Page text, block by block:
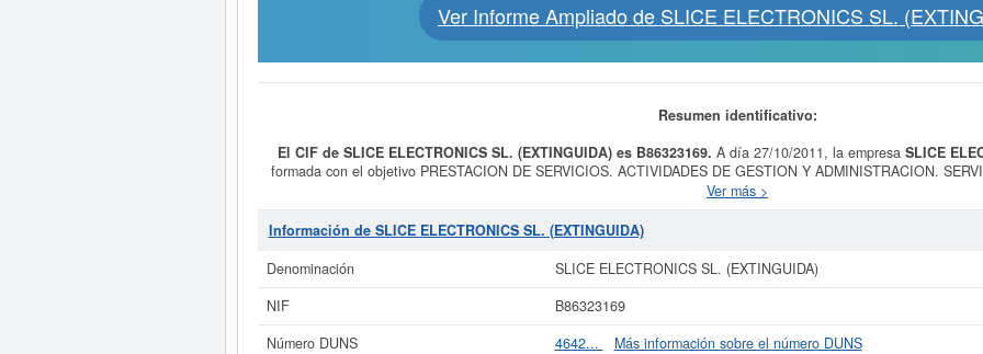
Ver Informe Ampliado de SLICE ELECTRONICS SL.
Resumen identificativo:
El CIF de SLICE ELECTRONICS SL. (EXTINGUIDA) es B86323169. A día 27/10/2011, la empresa SLICE
formada con el objetivo PRESTACION DE SERVICIOS. ACTIVIDADES DE GESTION Y ADMINISTRACION.
DE OCIO Y ENTRETENIMIENTO., INVESTIGACION, DESARROLLO E INNOVACION., ACTIVIDADES
en el CNAE es 8210 - Actividades administrativas y auxiliares de oficina. En la clasificación SIC, la empresaSLICE
cuenta con el número 27590000. Esta empresa se ha consultado en eInforma un total de 2 veces. La última
compañia puede solicitar alguna subvención y para informarse de cuales son, puede hacerlo en esta misma
está entre el rango de 3.100 a 60.000 €. Esta empresa ha publicado 10 actos en el BORME y se dió de alta
Si está interesado en conocer más datos de la empresa SLICE ELECTRONICS SL. (EXTINGUIDA) puede
de SLICE ELECTRONICS SL. (EXTINGUIDA) y consultar los resultados de sus años de actividad,
resultados disponibles.
Ver más >
Información de SLICE ELECTRONICS SL. (EXTINGUIDA)
Denominación
SLICE ELECTRONICS SL. (EXTINGUIDA)
NIF
B86323169
Número DUNS
4642...
Más información sobre el número DUNS